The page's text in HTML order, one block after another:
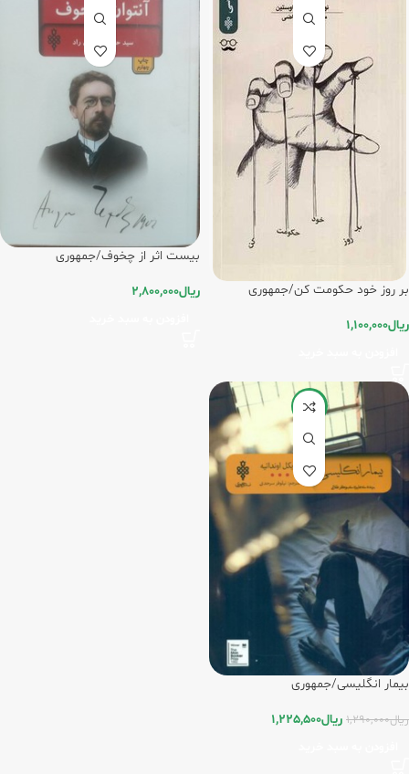
بر روز خود حکومت کن/جمهوری
ریال1,100,000
بیست اثر از چخوف/جمهوری
ریال2,800,000
-5%
بیمار انگلیسی/جمهوری
ریال1,290,000 ریال1,225,500